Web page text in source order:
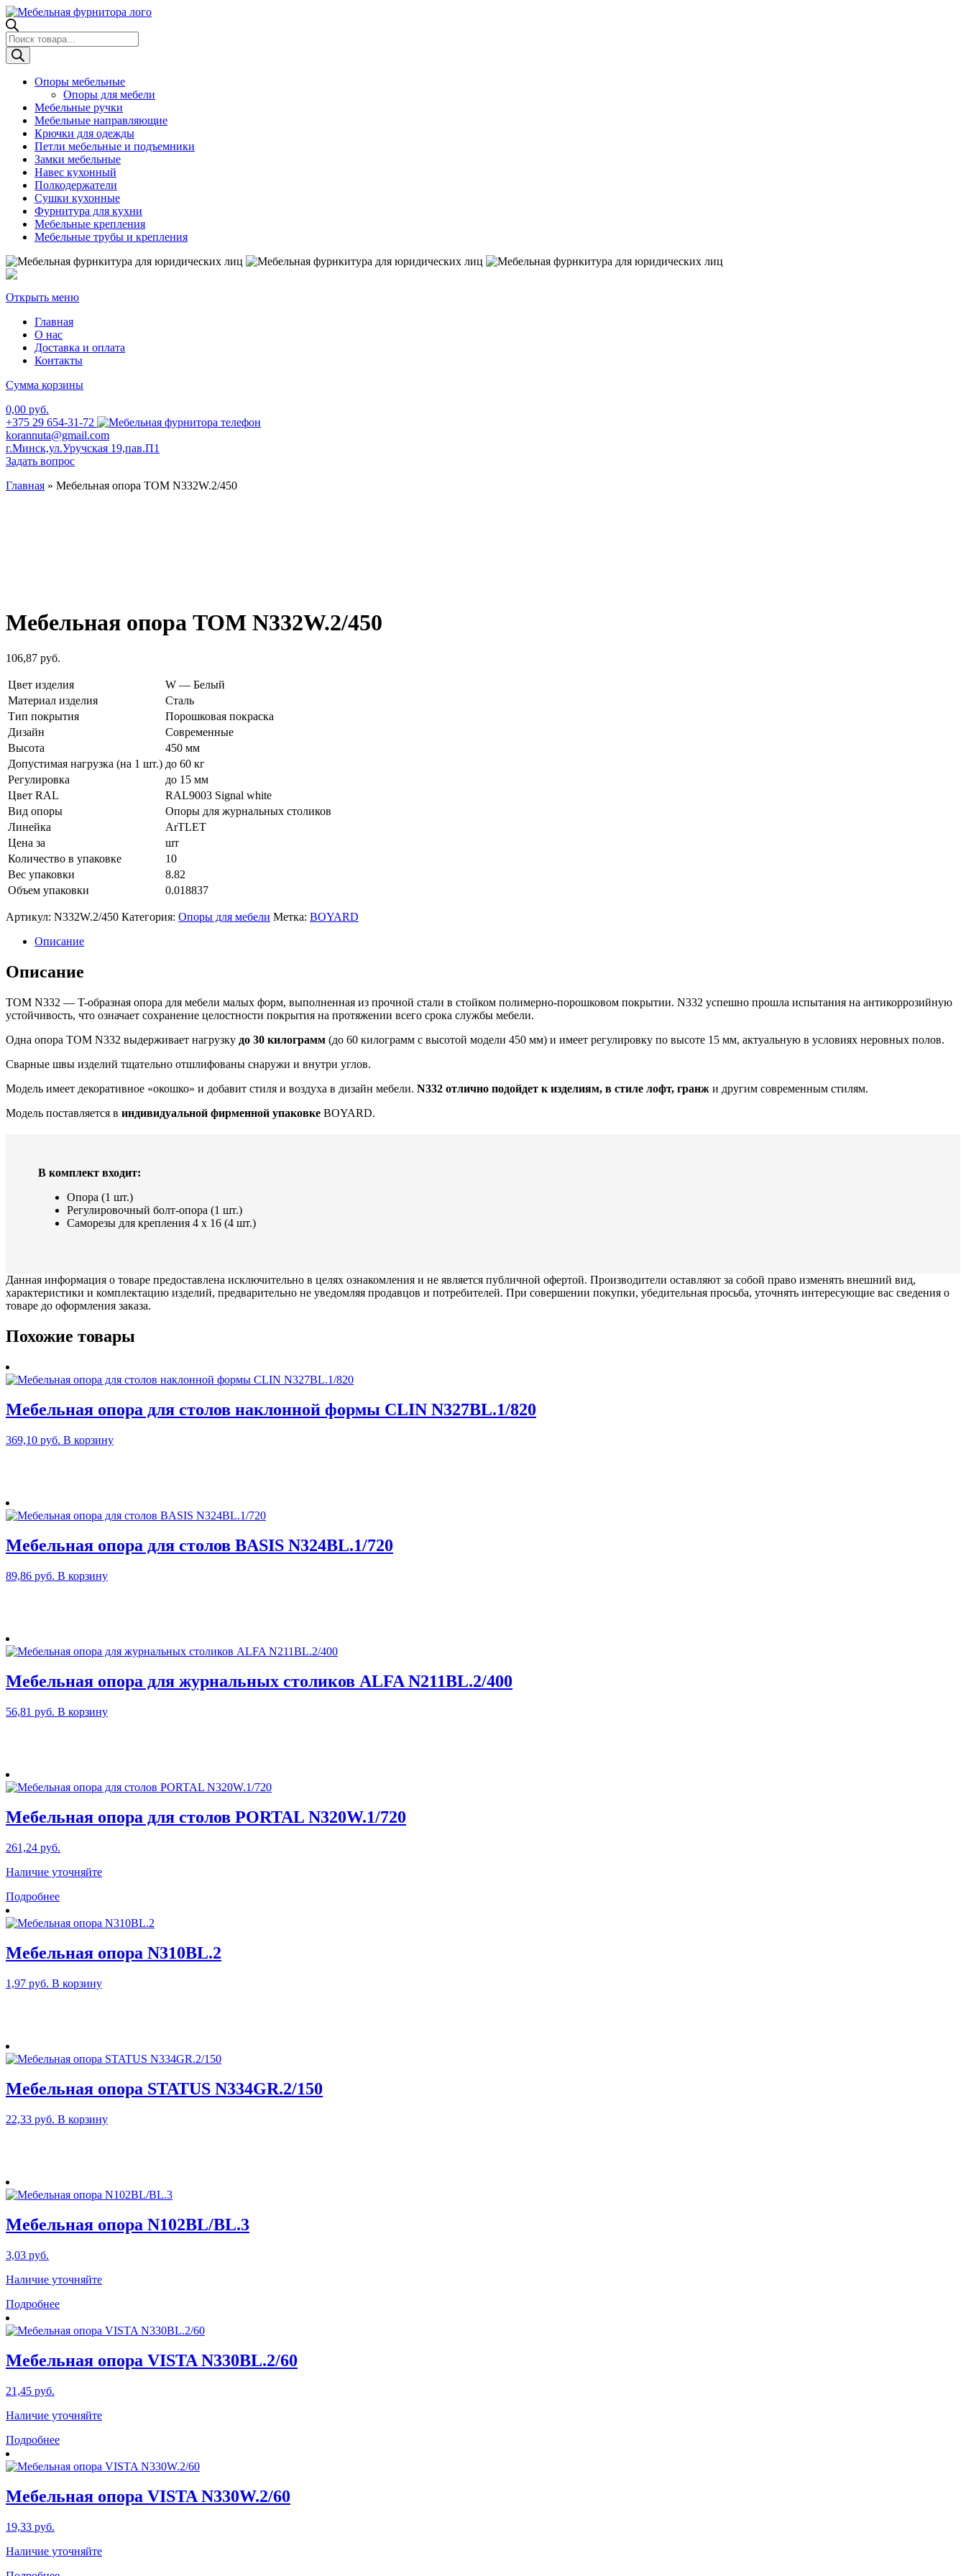
Поиск
товаров
Опоры мебельные
Опоры для мебели
Мебельные ручки
Мебельные направляющие
Крючки для одежды
Петли мебельные и подъемники
Замки мебельные
Навес кухонный
Полкодержатели
Сушки кухонные
Фурнитура для кухни
Мебельные крепления
Мебельные трубы и крепления
Открыть меню
Главная
О нас
Доставка и оплата
Контакты
Сумма корзины
0,00 руб.
+375 29 654-31-72
korannuta@gmail.com
г.Минск,ул.Уручская 19,пав.П1
Задать вопрос
Главная » Мебельная опора TOM N332W.2/450
Мебельная опора TOM N332W.2/450
106,87 руб.
Цвет изделия
W — Белый
Материал изделия
Сталь
Тип покрытия
Порошковая покраска
Дизайн
Современные
Высота
450 мм
Допустимая нагрузка (на 1 шт.) до 60 кг
Регулировка
до 15 мм
Цвет RAL
RAL9003 Signal white
Вид опоры
Опоры для журнальных столиков
Линейка
ArTLET
Цена за
шт
Количество в упаковке
10
Вес упаковки
8.82
Объем упаковки
0.018837
Артикул: N332W.2/450 Категория: Опоры для мебели Метка: BOYARD
Описание
Описание
TOM N332 — T-образная опора для мебели малых форм, выполненная из прочной стали в стойком полимерно-порошковом покрытии. N332 успешно прошла испытания на антикоррозийную
устойчивость, что означает сохранение целостности покрытия на протяжении всего срока службы мебели.
Одна опора TOM N332 выдерживает нагрузку до 30 килограмм (до 60 килограмм с высотой модели 450 мм) и имеет регулировку по высоте 15 мм, актуальную в условиях неровных полов.
Сварные швы изделий тщательно отшлифованы снаружи и внутри углов.
Модель имеет декоративное «окошко» и добавит стиля и воздуха в дизайн мебели. N332 отлично подойдет к изделиям, в стиле лофт, гранж и другим современным стилям.
Модель поставляется в индивидуальной фирменной упаковке BOYARD.
В комплект входит:
Опора (1 шт.)
Регулировочный болт-опора (1 шт.)
Cаморезы для крепления 4 x 16 (4 шт.)
Данная информация о товаре предоставлена исключительно в целях ознакомления и не является публичной офертой. Производители оставляют за собой право изменять внешний вид,
характеристики и комплектацию изделий, предварительно не уведомляя продавцов и потребителей. При совершении покупки, убедительная просьба, уточнять интересующие вас сведения о
товаре до оформления заказа.
Похожие товары
Мебельная опора для столов наклонной формы CLIN N327BL.1/820
369,10 руб. В корзину
Мебельная опора для столов BASIS N324BL.1/720
89,86 руб. В корзину
Мебельная опора для журнальных столиков ALFA N211BL.2/400
56,81 руб. В корзину
Мебельная опора для столов PORTAL N320W.1/720
261,24 руб.
Наличие уточняйте
Подробнее
Мебельная опора N310BL.2
1,97 руб. В корзину
Мебельная опора STATUS N334GR.2/150
22,33 руб. В корзину
Мебельная опора N102BL/BL.3
3,03 руб.
Наличие уточняйте
Подробнее
Мебельная опора VISTA N330BL.2/60
21,45 руб.
Наличие уточняйте
Подробнее
Мебельная опора VISTA N330W.2/60
19,33 руб.
Наличие уточняйте